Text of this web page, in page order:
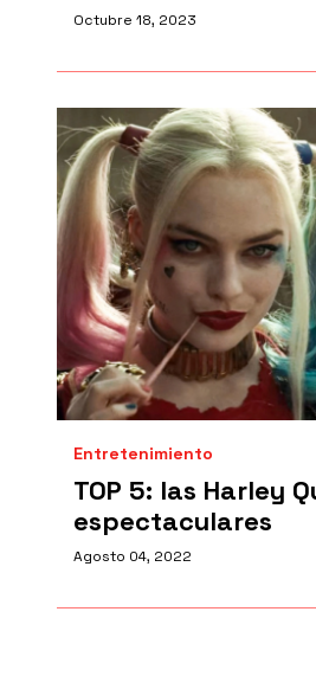
Octubre 18, 2023
Entretenimiento
TOP 5: las Harley
espectaculares
Agosto 04, 2022